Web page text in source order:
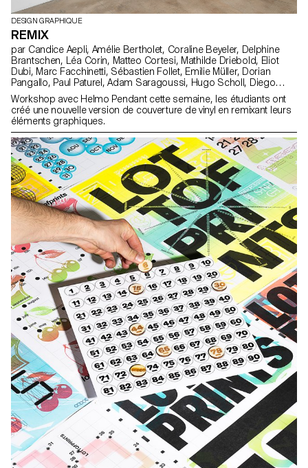
DESIGN GRAPHIQUE
REMIX
par Candice Aepli, Amélie Bertholet, Coraline Beyeler, Delphine
Brantschen, Léa Corin, Matteo Cortesi, Mathilde Driebold, Eliot
Dubi, Marc Facchinetti, Sébastien Follet, Emilie Müller, Dorian
Pangallo, Paul Paturel, Adam Saragoussi, Hugo Scholl, Diego
Steiner, Cyprien Valenza, Alfredo Venti, Arnaud Wenger
Workshop avec Helmo Pendant cette semaine, les étudiants ont
créé une nouvelle version de couverture de vinyl en remixant leurs
éléments graphiques.